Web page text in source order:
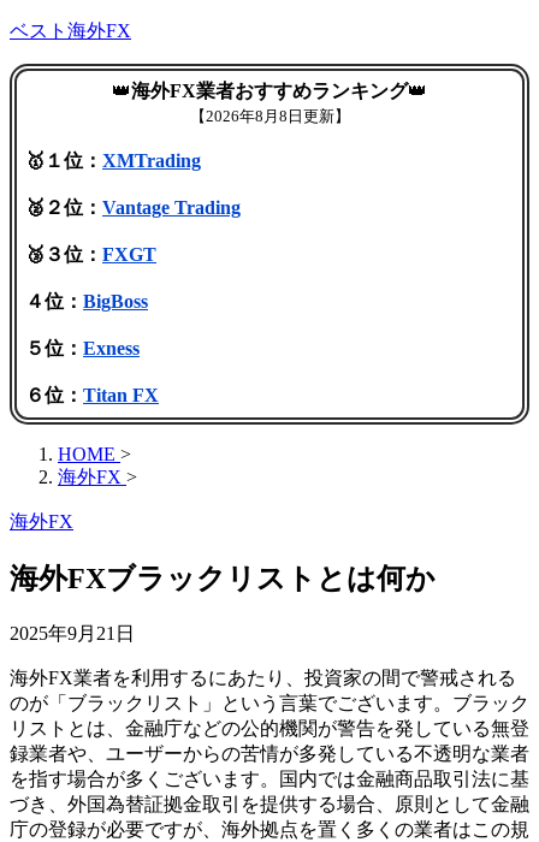
ベスト海外FX
👑海外FX業者おすすめランキング👑
【2026年8月8日更新】
🥇１位： XMTrading
🥈２位： Vantage Trading
🥉３位： FXGT
４位： BigBoss
５位： Exness
６位： Titan FX
HOME >
海外FX >
海外FX
海外FXブラックリストとは何か
2025年9月21日
海外FX業者を利用するにあたり、投資家の間で警戒される
のが「ブラックリスト」という言葉でございます。ブラック
リストとは、金融庁などの公的機関が警告を発している無登
録業者や、ユーザーからの苦情が多発している不透明な業者
を指す場合が多くございます。国内では金融商品取引法に基
づき、外国為替証拠金取引を提供する場合、原則として金融
庁の登録が必要ですが、海外拠点を置く多くの業者はこの規